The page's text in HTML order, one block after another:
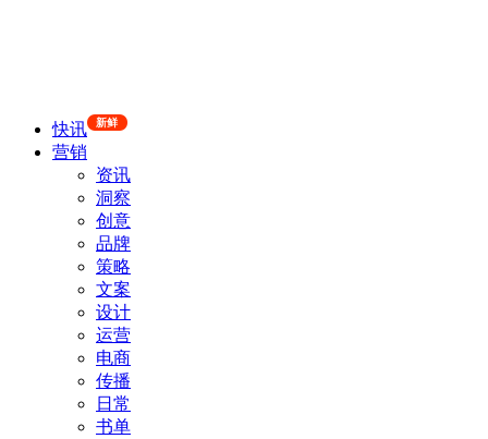
快讯 新鲜
营销
资讯
洞察
创意
品牌
策略
文案
设计
运营
电商
传播
日常
书单